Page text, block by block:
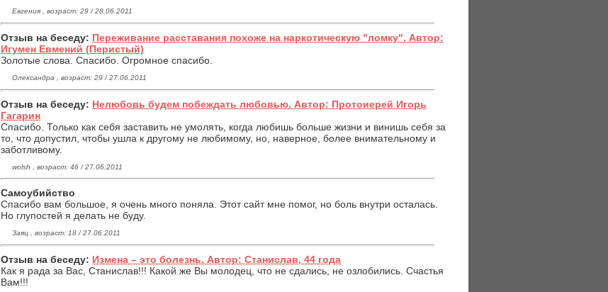
Евгения , возраст: 29 / 28.06.2011
Отзыв на беседу: Переживание расставания похоже на наркотическую "ломку". Автор:
Игумен Евмений (Перистый)
Золотые слова. Спасибо. Огромное спасибо.
Олександра , возраст: 29 / 27.06.2011
Отзыв на беседу: Нелюбовь будем побеждать любовью. Автор: Протоиерей Игорь
Гагарин
Спасибо. Только как себя заставить не умолять, когда любишь больше жизни и винишь себя за
то, что допустил, чтобы ушла к другому не любимому, но, наверное, более внимательному и
заботливому.
wolsh , возраст: 46 / 27.06.2011
Самоубийство
Спасибо вам большое, я очень много поняла. Этот сайт мне помог, но боль внутри осталась.
Но глупостей я делать не буду.
Заяц , возраст: 18 / 27.06.2011
Отзыв на беседу: Измена – это болезнь. Автор: Станислав, 44 года
Как я рада за Вас, Станислав!!! Какой же Вы молодец, что не сдались, не озлобились. Счастья
Вам!!!